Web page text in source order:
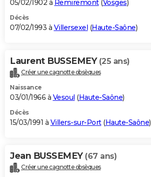
05/02/1902 à Remiremont(Vosges)
Décès
07/02/1993 à Villersexel (Haute-Saône)
Laurent BUSSEMEY (25 ans)
Créer une cagnotte obsèques
Naissance
03/01/1966 à Vesoul (Haute-Saône)
Décès
15/03/1991 à Villers-sur-Port(Haute-Saône)
Jean BUSSEMEY (67 ans)
Créer une cagnotte obsèques